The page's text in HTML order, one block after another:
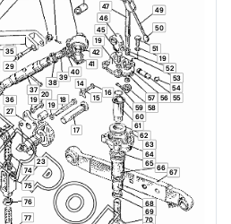
14
15
16
17
18
19
19
19
19
20
23
27
29
35
36
37
38
39
40
41
42
45
46
47 49
50
51
52
53
54
55
56
57
58
59
60
61
62
63
64
65
66
67
68
69
70
74
75
76
77